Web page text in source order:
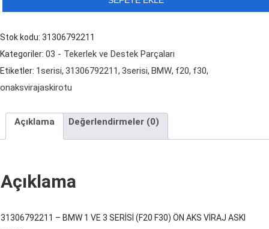
1
ÖN
ROTU
Stok kodu: 31306792211
Kategoriler: 03 - Tekerlek ve Destek Parçaları
Etiketler: 1serisi, 31306792211, 3serisi, BMW, f20, f30,
onaksvi̇rajaskirotu
Açıklama Değerlendirmeler (0)
Açıklama
31306792211 – BMW 1 VE 3 SERİSİ (F20 F30) ÖN AKS VİRAJ ASKI